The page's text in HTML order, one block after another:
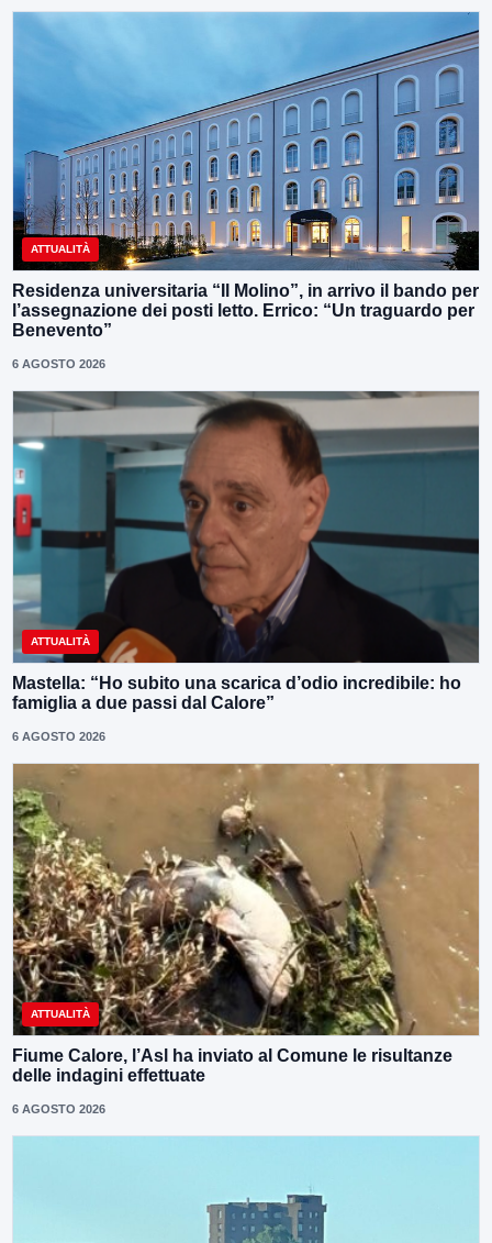
ATTUALITÀ
Residenza universitaria “Il Molino”, in arrivo il bando per
l’assegnazione dei posti letto. Errico: “Un traguardo per
Benevento”
6 AGOSTO 2026
ATTUALITÀ
Mastella: “Ho subito una scarica d’odio incredibile: ho
famiglia a due passi dal Calore”
6 AGOSTO 2026
ATTUALITÀ
Fiume Calore, l’Asl ha inviato al Comune le risultanze
delle indagini effettuate
6 AGOSTO 2026